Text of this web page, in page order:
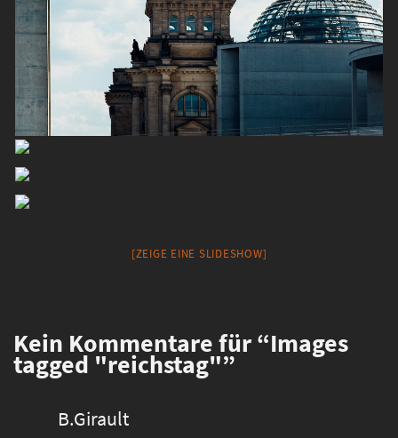
[ZEIGE EINE SLIDESHOW]
Kein Kommentare für “Images
tagged "reichstag"”
B.Girault